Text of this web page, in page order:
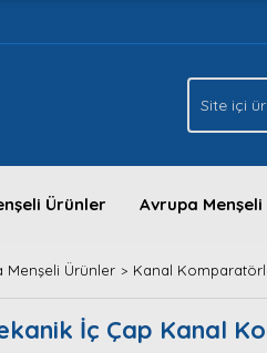
Ürünler Avrupa
Menşeli Ürünler Kanal
İç Çap Kanal